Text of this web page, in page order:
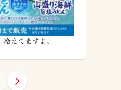
冷えてますよ。